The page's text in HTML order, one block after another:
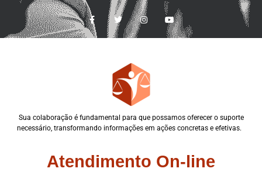
Sua colaboração é fundamental para que possamos oferecer o suporte
necessário, transformando informações em ações concretas e efetivas.
Atendimento On-line